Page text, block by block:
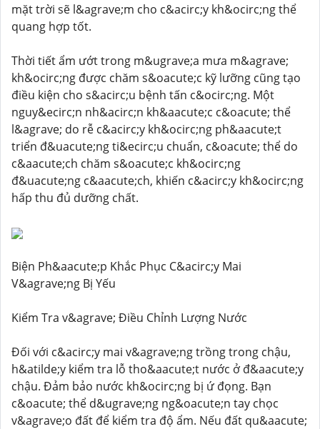
mặt trời sẽ l&agrave;m cho c&acirc;y kh&ocirc;ng thể
quang hợp tốt.
Thời tiết ẩm ướt trong m&ugrave;a mưa m&agrave;
kh&ocirc;ng được chăm s&oacute;c kỹ lưỡng cũng tạo
điều kiện cho s&acirc;u bệnh tấn c&ocirc;ng. Một
nguy&ecirc;n nh&acirc;n kh&aacute;c c&oacute; thể
l&agrave; do rễ c&acirc;y kh&ocirc;ng ph&aacute;t
triển đ&uacute;ng ti&ecirc;u chuẩn, c&oacute; thể do
c&aacute;ch chăm s&oacute;c kh&ocirc;ng
đ&uacute;ng c&aacute;ch, khiến c&acirc;y kh&ocirc;ng
hấp thu đủ dưỡng chất.
Biện Ph&aacute;p Khắc Phục C&acirc;y Mai
V&agrave;ng Bị Yếu
Kiểm Tra v&agrave; Điều Chỉnh Lượng Nước
Đối với c&acirc;y mai v&agrave;ng trồng trong chậu,
h&atilde;y kiểm tra lỗ tho&aacute;t nước ở đ&aacute;y
chậu. Đảm bảo nước kh&ocirc;ng bị ứ đọng. Bạn
c&oacute; thể d&ugrave;ng ng&oacute;n tay chọc
v&agrave;o đất để kiểm tra độ ẩm. Nếu đất qu&aacute;